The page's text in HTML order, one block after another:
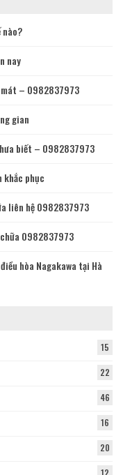
nào?
nay
mát – 0982837973
gian
biết – 0982837973
khắc phục
liên hệ 0982837973
0982837973
hòa Nagakawa tại Hà
15
22
46
16
20
12